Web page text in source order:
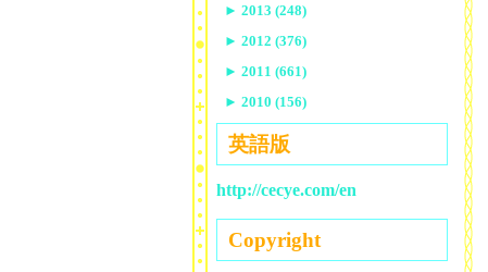
► 2013 (248)
► 2012 (376)
► 2011 (661)
► 2010 (156)
英語版
http://cecye.com/en
Copyright